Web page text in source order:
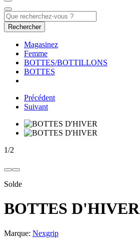
Rechercher
Magasinez
Femme
BOTTES/BOTTILLONS
BOTTES
Précédent
Suivant
1/2
Solde
BOTTES D'HIVER
Marque: Nexgrip